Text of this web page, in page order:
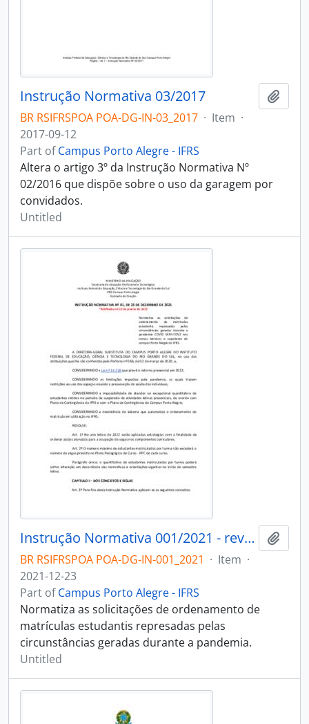
Instrução Normativa 03/2017
BR RSIFRSPOA POA-DG-IN-03_2017 · Item ·
2017-09-12
Part ofCampus Porto Alegre - IFRS
Altera o artigo 3º da Instrução Normativa Nº
02/2016 que dispõe sobre o uso da garagem por
convidados.
Untitled
Instrução Normativa 001/2021 - revogado
BR RSIFRSPOA POA-DG-IN-001_2021 · Item ·
2021-12-23
Part ofCampus Porto Alegre - IFRS
Normatiza as solicitações de ordenamento de
matrículas estudantis represadas pelas
circunstâncias geradas durante a pandemia.
Untitled